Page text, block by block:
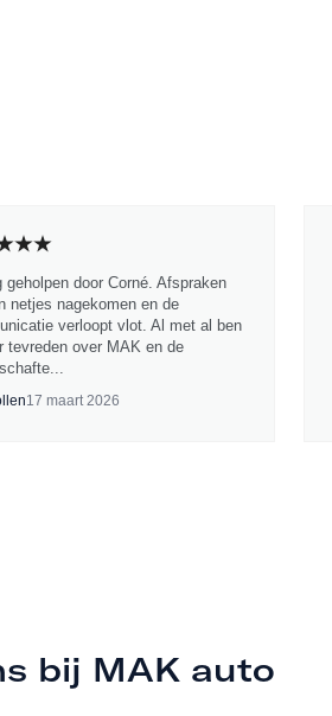
geholpen door Corné. Afspraken
netjes nagekomen en de
verloopt vlot. Al met al ben
tevreden over MAK en de
17 maart 2026
bij MAK auto